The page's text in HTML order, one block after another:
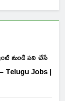
నుండి పని చేసే
Telugu Jobs |